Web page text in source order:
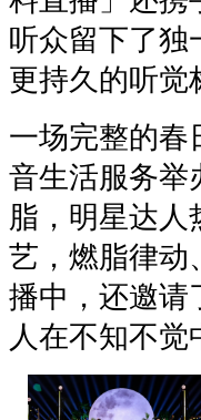
听众留下了独
更持久的听觉
一场完整的春
音生活服务举
脂，明星达
艺，燃脂律动
播中，还邀请
人在不知不